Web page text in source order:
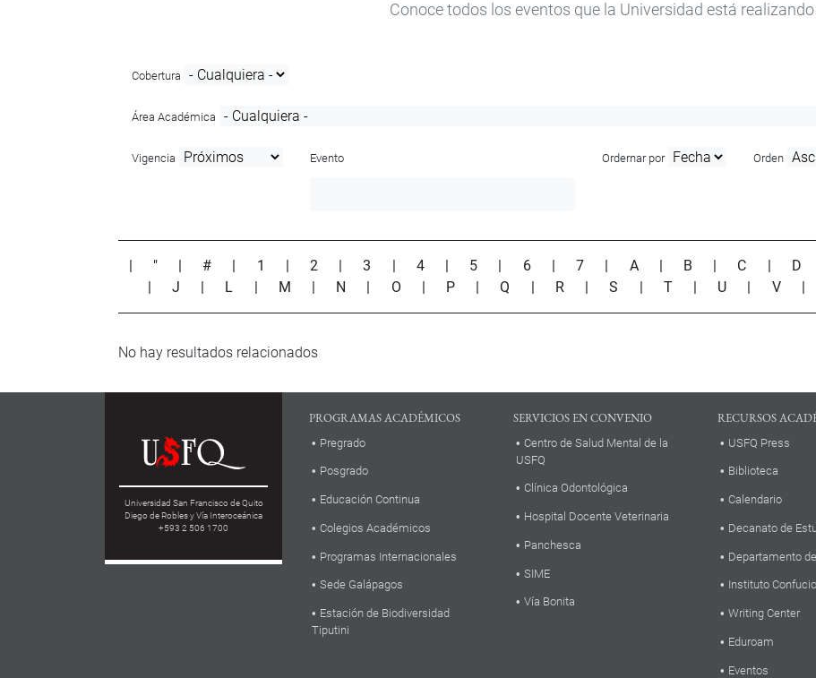
Conoce todos los eventos que la Universidad está realizando
Cobertura
Área Académica
Vigencia Evento Ordernar por Orden
" # 1 2 |3 4 5 6 |7 A B C D
J L M N O P |Q R |S T U V
No hay resultados relacionados
Universidad San Francisco de Quito
Diego de Robles y Vía Interoceánica
+593 2 506 1700
PROGRAMAS ACADÉMICOS
Pregrado
Posgrado
Educación Continua
Colegios Académicos
Programas Internacionales
Sede Galápagos
Estación de Biodiversidad
Tiputini
SERVICIOS EN CONVENIO
Centro de Salud Mental de la
USFQ
Clínica Odontológica
Hospital Docente Veterinaria
Panchesca
SIME
Vía Bonita
RECURSOS
USFQ Press
Biblioteca
Calendario
Decanato de
Departamento
Instituto Confucio
Writing Center
Eduroam
Eventos